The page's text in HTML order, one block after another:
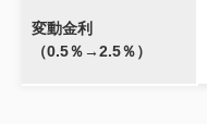
変動金利
（0.5％→2.5％）